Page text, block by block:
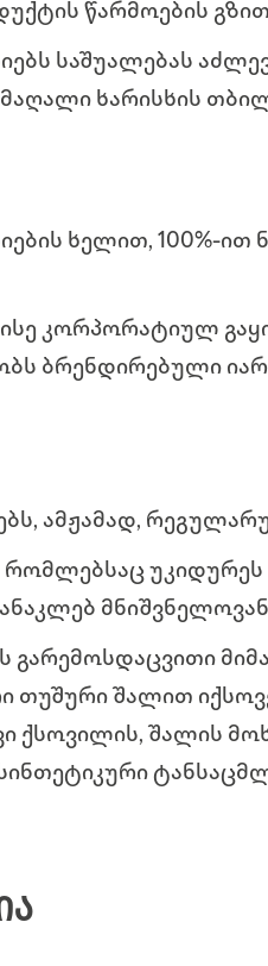
წარმოების
საშუალებას
ხარისხის
ხელით,
კორპორატიულ
ბრენდირებული
ამჟამად,
რომლებსაც
შალით
ქსოვილის, შალის